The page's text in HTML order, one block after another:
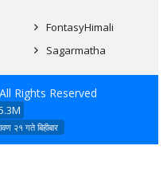
FontasyHimali
Sagarmatha
Rights Reserved
२१ गते बिहीबार